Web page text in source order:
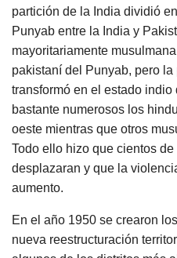
partición de la India dividió
Punyab entre la India y
mayoritariamente
pakistaní del Punyab, pero
transformó en el estado
bastante numerosos los
oeste mientras que otros
Todo ello hizo que cientos
desplazaran y que la
aumento.
En el año 1950 se crearon
nueva reestructuración